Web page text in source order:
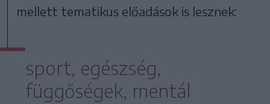
mellett tematikus előadások is lesznek:
sport, egészség,
függőségek, mentál